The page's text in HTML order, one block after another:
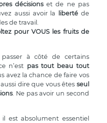
décisionset de ne pas
aussi avoir la
liberté de
de travail.
pour VOUS les fruits de
à côté de certains
n’est pas tout beau tout
avez la chance de faire vos
dire que vous êtes seul
. Ne pas avoir un second
est absolument essentiel